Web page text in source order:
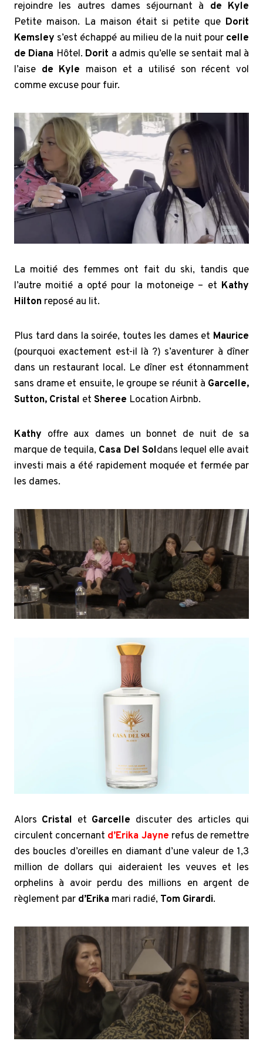
rejoindre les autres dames séjournant à de Kyle
Petite maison. La maison était si petite que Dorit
Kemsley s’est échappé au milieu de la nuit pour celle
de Diana Hôtel. Dorit a admis qu’elle se sentait mal à
l’aise de Kyle maison et a utilisé son récent vol
comme excuse pour fuir.
La moitié des femmes ont fait du ski, tandis que
l’autre moitié a opté pour la motoneige – et Kathy
Hilton reposé au lit.
Plus tard dans la soirée, toutes les dames et Maurice
(pourquoi exactement est-il là ?) s’aventurer à dîner
dans un restaurant local. Le dîner est étonnamment
sans drame et ensuite, le groupe se réunit à Garcelle,
Sutton, Cristal et Sheree Location Airbnb.
Kathy offre aux dames un bonnet de nuit de sa
marque de tequila, Casa Del Soldans lequel elle avait
investi mais a été rapidement moquée et fermée par
les dames.
Alors Cristal et Garcelle discuter des articles qui
circulent concernant d’Erika Jayne refus de remettre
des boucles d’oreilles en diamant d’une valeur de 1,3
million de dollars qui aideraient les veuves et les
orphelins à avoir perdu des millions en argent de
règlement par d’Erika mari radié, Tom Girardi.